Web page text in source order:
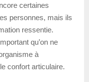
certaines
personnes, mais ils
ressentie.
qu’on ne
à
confort articulaire.